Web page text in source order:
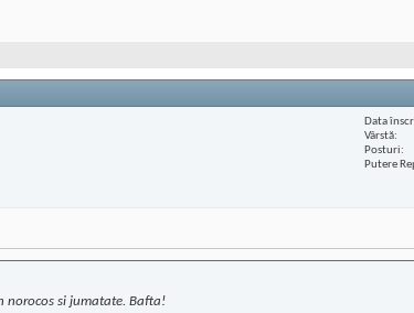
Data
Vârstă
Posturi
Putere
norocos si jumatate. Bafta!